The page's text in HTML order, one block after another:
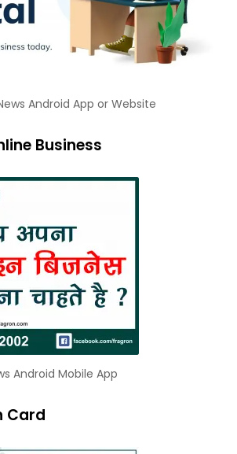
Android App or Website
Business
Android Mobile App
Card